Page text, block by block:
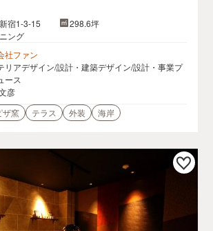
宿1-3-15
298.6坪
ング
社ファン
リアデザイン/設計・建築デザイン/設計・事業プ
ース
彦
ザ窯 テラス 外装 海岸